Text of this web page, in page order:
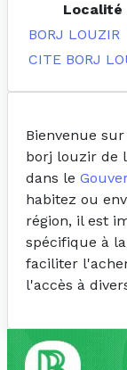
Localité
BORJ LOUZIR
CITE BORJ
Bienvenue
borj louzir de
dans le
habitez ou
région, il est
spécifique à
faciliter
l'accès à